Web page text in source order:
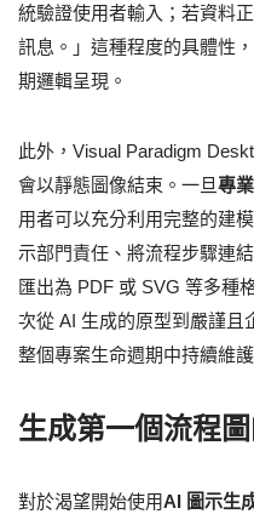
統驗證使用者輸入；若資料
訊息。」這種程度的具體性
期邏輯呈現。
此外，Visual Paradigm
會以靜態圖像結束。一旦專
用者可以充分利用完整的建
示部門責任、將流程步驟連
匯出為 PDF 或 SVG 等多種
次從 AI 生成的原型到嚴謹且
整個專案生命週期中持續維護
生成第一個流程
對於渴望開始使用AI 圖示生